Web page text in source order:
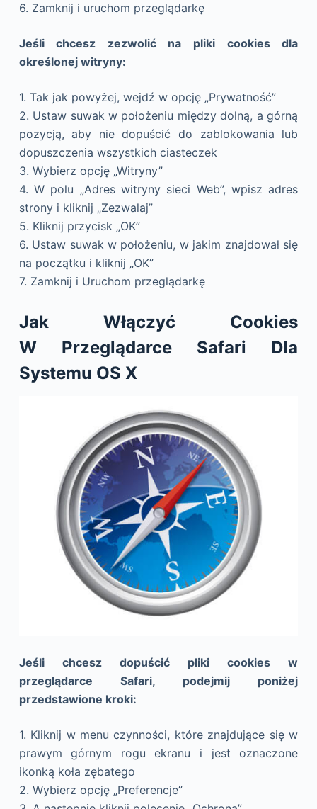
6. Zamknij i uruchom przeglądarkę
Jeśli chcesz zezwolić na pliki cookies dla
określonej witryny:
1. Tak jak powyżej, wejdź w opcję „Prywatność”
2. Ustaw suwak w położeniu między dolną, a górną
pozycją, aby nie dopuścić do zablokowania lub
dopuszczenia wszystkich ciasteczek
3. Wybierz opcję „Witryny”
4. W polu „Adres witryny sieci Web”, wpisz adres
strony i kliknij „Zezwalaj”
5. Kliknij przycisk „OK”
6. Ustaw suwak w położeniu, w jakim znajdował się
na początku i kliknij „OK”
7. Zamknij i Uruchom przeglądarkę
Jak Włączyć Cookies
W Przeglądarce Safari Dla
Systemu OS X
Jeśli chcesz dopuścić pliki cookies w
przeglądarce Safari, podejmij poniżej
przedstawione kroki:
1. Kliknij w menu czynności, które znajdujące się w
prawym górnym rogu ekranu i jest oznaczone
ikonką koła zębatego
2. Wybierz opcję „Preferencje”